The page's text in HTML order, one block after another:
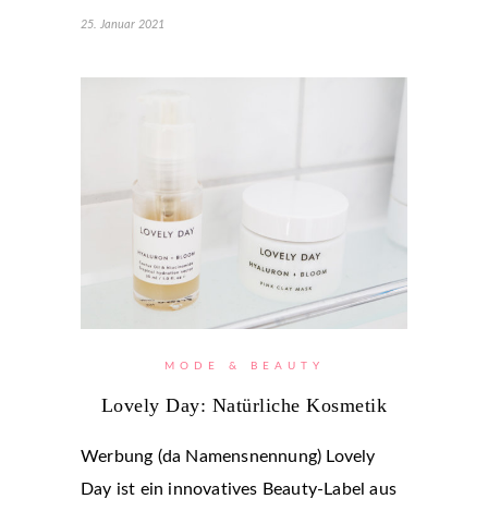
25. Januar 2021
MODE & BEAUTY
Lovely Day: Natürliche Kosmetik
Werbung (da Namensnennung) Lovely
Day ist ein innovatives Beauty-Label aus